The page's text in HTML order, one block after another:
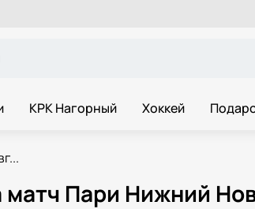
КРК Нагорный Хоккей
матч Пари Нижний